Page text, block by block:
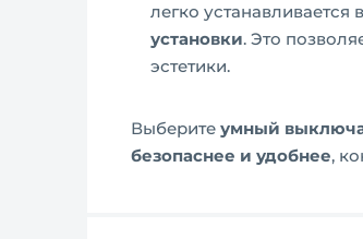
легко
установки. Это
эстетики.
Выберите умный
безопаснее и удобнее,